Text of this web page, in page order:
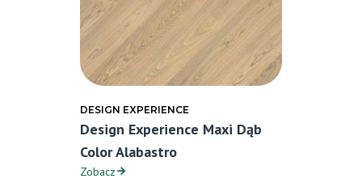
DESIGN EXPERIENCE
Design Experience Maxi Dąb
Color Alabastro
Zobacz